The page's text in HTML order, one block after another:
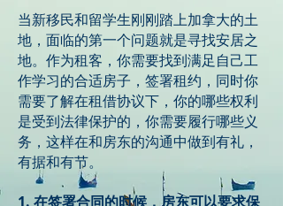
当新移民和留学生刚刚踏上加拿大的土
地，面临的第一个问题就是寻找安居之
地。作为租客，你需要找到满足自己工
作学习的合适房子，签署租约，同时你
需要了解在租借协议下，你的哪些权利
是受到法律保护的，你需要履行哪些义
务，这样在和房东的沟通中做到有礼，
有据和有节。
1. 在签署合同的时候，房东可以要求保